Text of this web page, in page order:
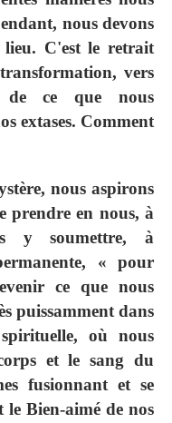
nous devons
C'est le retrait
vers
de ce que nous
extases. Comment
nous aspirons
prendre en nous, à
y soumettre, à
« pour
ce que nous
puissamment dans
où nous
et le sang du
fusionnant et se
Bien-aimé de nos